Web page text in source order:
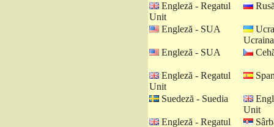
Engleză - Regatul
Unit
Engleză - SUA
Ucraina
Engleză - SUA
Engleză - Regatul
Unit
Suedeză - Suedia
Unit
Engleză - Regatul